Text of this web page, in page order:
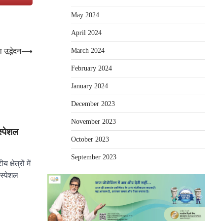
उद्भेदन⟶
क्षेत्रों में
स्पेशल
May 2024
April 2024
March 2024
February 2024
January 2024
December 2023
November 2023
October 2023
September 2023